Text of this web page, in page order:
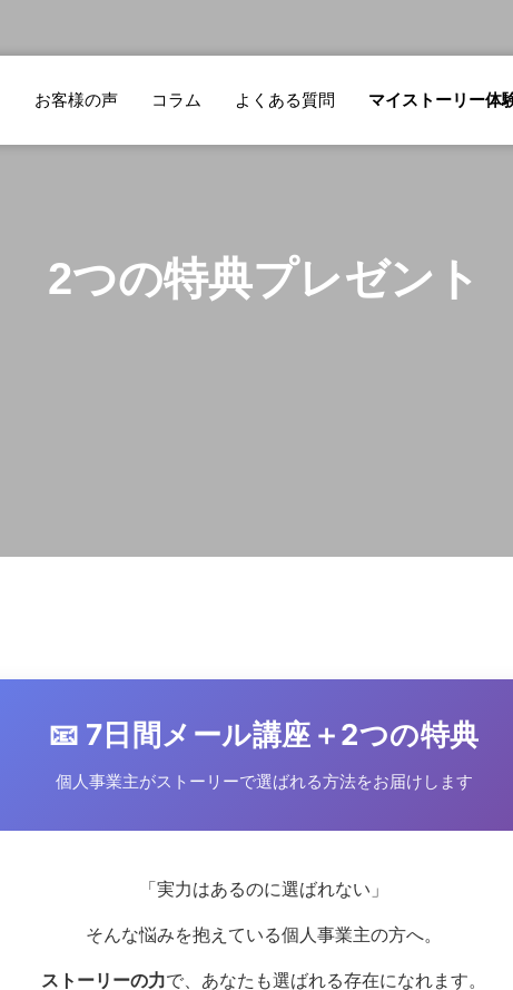
お客様の声 コラム よくある質問 マイストーリー体
2つの特典プレゼント
📧 7日間メール講座＋2つの特典
個人事業主がストーリーで選ばれる方法をお届けします
「実力はあるのに選ばれない」
そんな悩みを抱えている個人事業主の方へ。
ストーリーの力で、あなたも選ばれる存在になれます。